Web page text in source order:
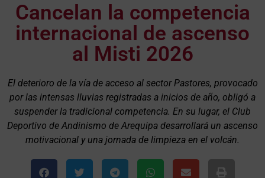
Cancelan la competencia
internacional de ascenso
al Misti 2026
El deterioro de la vía de acceso al sector Pastores, provocado
por las intensas lluvias registradas a inicios de año, obligó a
suspender la tradicional competencia. En su lugar, el Club
Deportivo de Andinismo de Arequipa desarrollará un ascenso
motivacional y una jornada de limpieza en el volcán.